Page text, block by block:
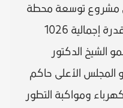
مشروع توسعة محطة
اللية لتوليد الطاقة الكهربائية بقدرة إجمالية 1026
الشيخ الدكتور
الأعلى حاكم
ومواكبة التطور